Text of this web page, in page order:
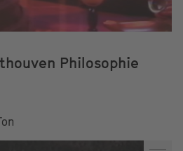
Philosophie